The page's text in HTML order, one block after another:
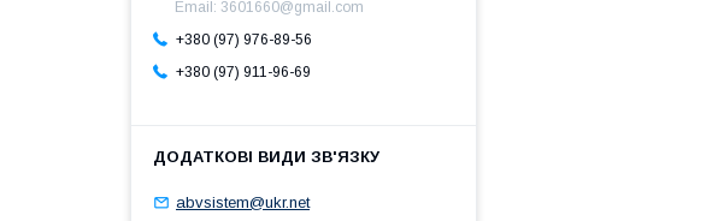
Email: 3601660@gmail.com
+380 (97) 976-89-56
+380 (97) 911-96-69
abvsistem@ukr.net